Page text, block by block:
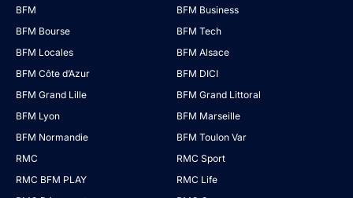
BFM
BFM Business
BFM Bourse
BFM Tech
BFM Locales
BFM Alsace
BFM Côte d’Azur
BFM DICI
BFM Grand Lille
BFM Grand Littoral
BFM Lyon
BFM Marseille
BFM Normandie
BFM Toulon Var
RMC
RMC Sport
RMC BFM PLAY
RMC Life